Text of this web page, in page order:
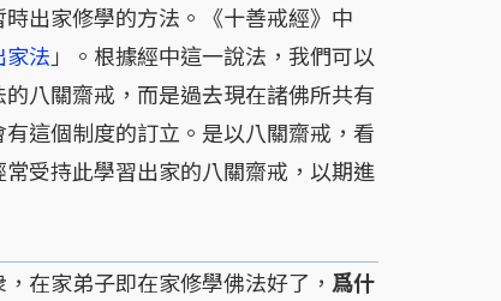
出家修學的方法。《十善戒經》中
家法」。根據經中這一說法，我們可以
八關齋戒，而是過去現在諸佛所共有
這個制度的訂立。是以八關齋戒，看
受持此學習出家的八關齋戒，以期進
在家弟子即在家修學佛法好了， 爲什